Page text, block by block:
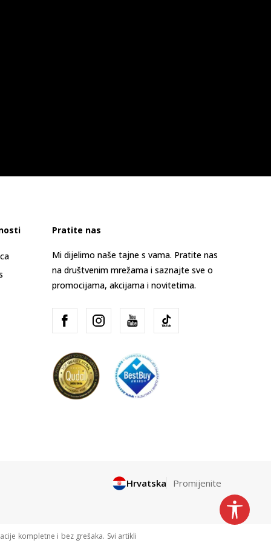
Pratite nas
Mi dijelimo naše tajne s vama. Pratite nas
na društvenim mrežama i saznajte sve o
promocijama, akcijama i novitetima.
Hrvatska Promijenite
kompletne i bez grešaka. Svi artikli